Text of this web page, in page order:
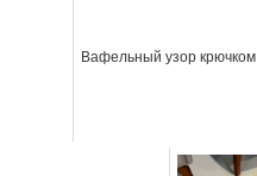
Вафельный узор крючком.